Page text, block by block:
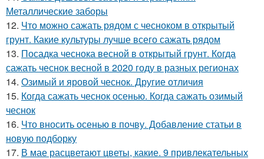
Металлические заборы
12. Что можно сажать рядом с чесноком в открытый
грунт. Какие культуры лучше всего сажать рядом
13. Посадка чеснока весной в открытый грунт. Когда
сажать чеснок весной в 2020 году в разных регионах
14. Озимый и яровой чеснок. Другие отличия
15. Когда сажать чеснок осенью. Когда сажать озимый
чеснок
16. Что вносить осенью в почву. Добавление статьи в
новую подборку
17. В мае расцветают цветы, какие. 9 привлекательных